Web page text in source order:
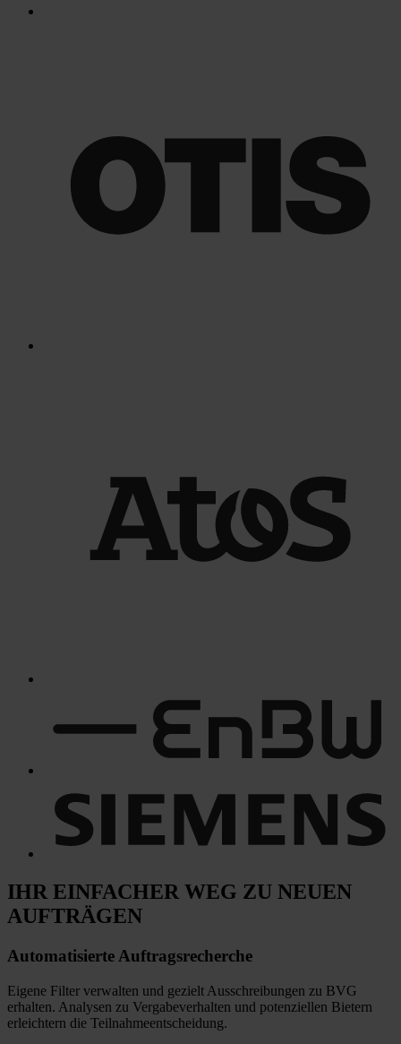
IHR EINFACHER WEG ZU NEUEN
AUFTRÄGEN
Automatisierte Auftragsrecherche
Eigene Filter verwalten und gezielt Ausschreibungen zu BVG
erhalten. Analysen zu Vergabeverhalten und potenziellen Bietern
erleichtern die Teilnahmeentscheidung.